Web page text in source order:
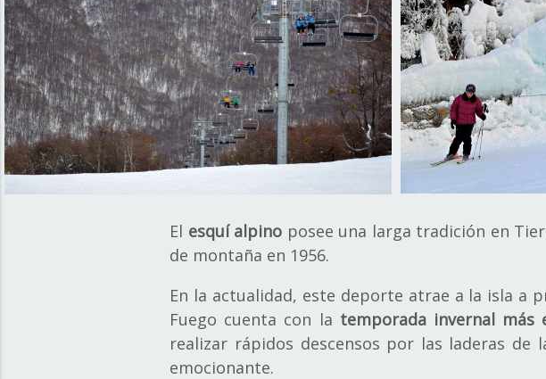
El esquí alpino posee una larga tradición en
de montaña en 1956.
En la actualidad, este deporte atrae a la isla a
Fuego cuenta con la temporada invernal más
realizar rápidos descensos por las laderas
emocionante.